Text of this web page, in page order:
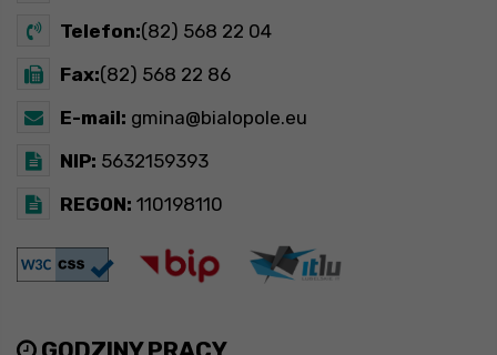
Telefon:(82) 568 22 04
Fax:(82) 568 22 86
E-mail: gmina@bialopole.eu
NIP: 5632159393
REGON: 110198110